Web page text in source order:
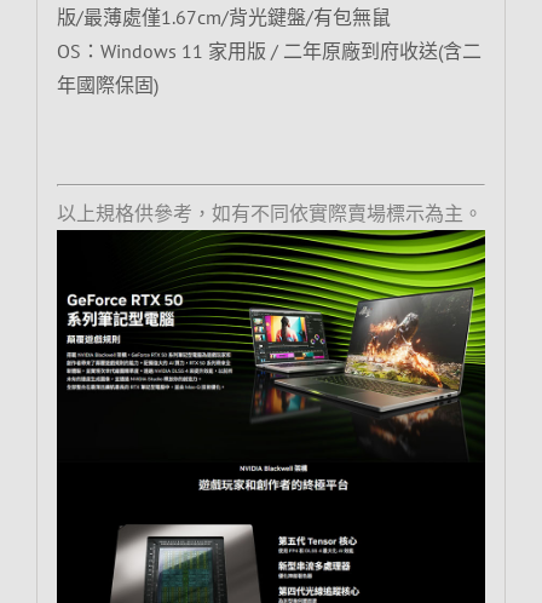
版/最薄處僅1.67cm/背光鍵盤/有包無鼠
OS：Windows 11 家用版 / 二年原廠到府收送(含二
年國際保固)
以上規格供參考，如有不同依實際賣場標示為主。